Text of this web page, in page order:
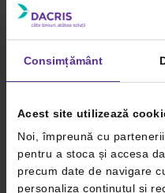
Consimțământ
Acest site utilizează
Noi, împreună cu
pentru a stoca și accesa
precum date de navigare
personaliza conținutul și